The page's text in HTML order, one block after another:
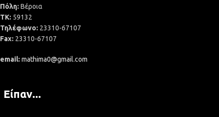
Πόλη: Βέροια
ΤΚ: 59132
Τηλέφωνο: 23310-67107
Fax: 23310-67107
email: mathima0@gmail.com
Είπαν...